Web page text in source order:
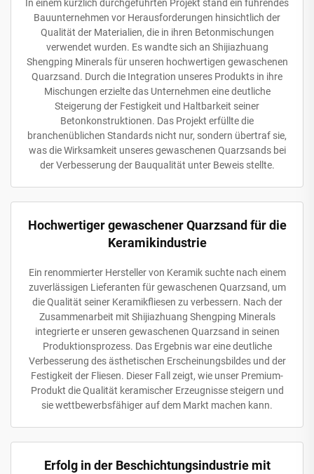
In einem kürzlich durchgeführten Projekt stand ein führendes
Bauunternehmen vor Herausforderungen hinsichtlich der
Qualität der Materialien, die in ihren Betonmischungen
verwendet wurden. Es wandte sich an Shijiazhuang
Shengping Minerals für unseren hochwertigen gewaschenen
Quarzsand. Durch die Integration unseres Produkts in ihre
Mischungen erzielte das Unternehmen eine deutliche
Steigerung der Festigkeit und Haltbarkeit seiner
Betonkonstruktionen. Das Projekt erfüllte die
branchenüblichen Standards nicht nur, sondern übertraf sie,
was die Wirksamkeit unseres gewaschenen Quarzsands bei
der Verbesserung der Bauqualität unter Beweis stellte.
Hochwertiger gewaschener Quarzsand für die
Keramikindustrie
Ein renommierter Hersteller von Keramik suchte nach einem
zuverlässigen Lieferanten für gewaschenen Quarzsand, um
die Qualität seiner Keramikfliesen zu verbessern. Nach der
Zusammenarbeit mit Shijiazhuang Shengping Minerals
integrierte er unseren gewaschenen Quarzsand in seinen
Produktionsprozess. Das Ergebnis war eine deutliche
Verbesserung des ästhetischen Erscheinungsbildes und der
Festigkeit der Fliesen. Dieser Fall zeigt, wie unser Premium-
Produkt die Qualität keramischer Erzeugnisse steigern und
sie wettbewerbsfähiger auf dem Markt machen kann.
Erfolg in der Beschichtungsindustrie mit